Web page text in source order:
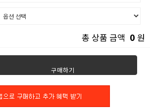
총 상품 금액 0 원
구매하기